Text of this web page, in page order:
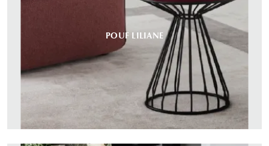
POUF LILIANE